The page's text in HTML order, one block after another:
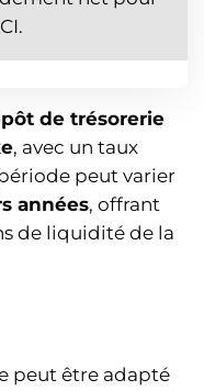
de trésorerie
, avec un taux
peut varier
années, offrant
de liquidité de la
peut être adapté